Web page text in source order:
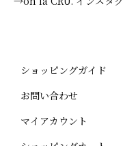
ショッピングガイド
お問い合わせ
マイアカウント